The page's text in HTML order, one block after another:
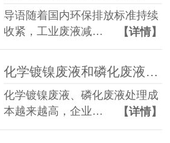
导语随着国内环保排放标准持续
收紧，工业废液减…
【详情】
化学镀镍废液、磷化废液处理成
本越来越高，企业…
【详情】